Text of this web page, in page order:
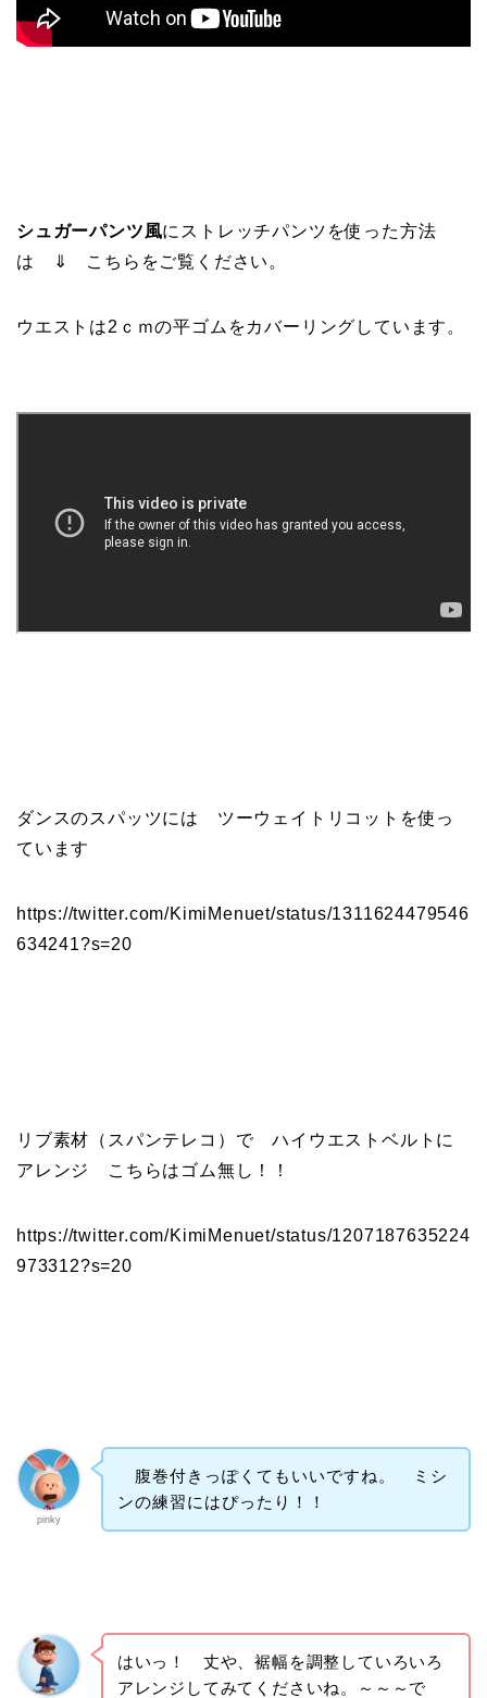
シュガーパンツ風にストレッチパンツを使った方法
は ⇓ こちらをご覧ください。
ウエストは2ｃｍの平ゴムをカバーリングしています。
ダンスのスパッツには ツーウェイトリコットを使っ
ています
https://twitter.com/KimiMenuet/status/1311624479546
634241?s=20
リブ素材（スパンテレコ）で ハイウエストベルトに
アレンジ こちらはゴム無し！！
https://twitter.com/KimiMenuet/status/1207187635224
973312?s=20
pinky
腹巻付きっぽくてもいいですね。 ミシ
ンの練習にはぴったり！！
はいっ！ 丈や、裾幅を調整していろいろ
アレンジしてみてくださいね。～～～で